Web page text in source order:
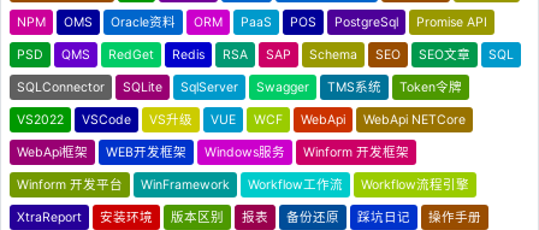
NPM OMS Oracle资料 ORM PaaS POS PostgreSql Promise API
PSD QMS RedGet Redis RSA SAP Schema SEO SEO文章 SQL
SQLConnector SQLite SqlServer Swagger TMS系统 Token令牌
VS2022 VSCode VS升级 VUE WCF WebApi WebApi NETCore
WebApi框架 WEB开发框架 Windows服务 Winform 开发框架
Winform 开发平台 WinFramework Workflow工作流 Workflow流程引擎
XtraReport 安装环境 版本区别 报表 备份还原 踩坑日记 操作手册